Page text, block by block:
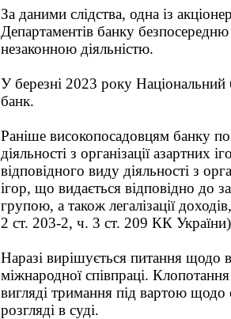
За даними слідства, одна із
Департаментів банку
незаконною діяльністю.
У березні 2023 року Національний
банк.
Раніше високопосадовцям банку
діяльності з організації азартних
відповідного виду діяльності з
ігор, що видається відповідно до
групою, а також легалізації
2 ст. 203-2, ч. 3 ст. 209 КК
Наразі вирішується питання щодо
міжнародної співпраці.
вигляді тримання під вартою щодо
розгляді в суді.